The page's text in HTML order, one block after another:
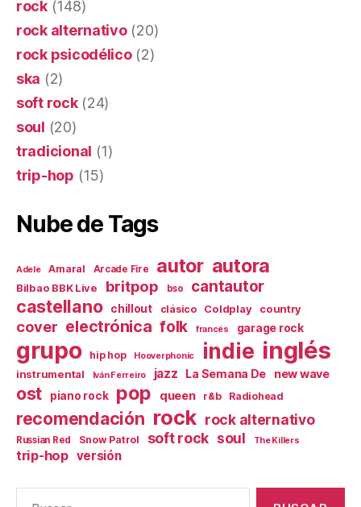
rock(148)
rock alternativo(20)
rock psicodélico(2)
ska (2)
soft rock(24)
soul (20)
tradicional (1)
trip-hop (15)
Nube de Tags
Adele Amaral Arcade Fire autor autora
Bilbao BBK Live britpop bso cantautor
castellano chillout clásico Coldplay country
cover electrónica folk francés garage rock
grupo hip hop Hooverphonic indie inglés
instrumental Iván Ferreiro jazz La Semana De new wave
ost piano rock pop queen r&b Radiohead
recomendación rock rock alternativo
Russian Red Snow Patrol soft rock soul The Killers
trip-hop versión